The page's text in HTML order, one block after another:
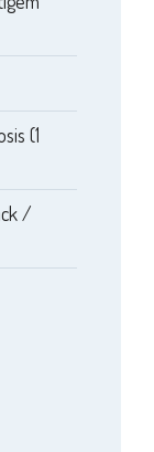
(1
/